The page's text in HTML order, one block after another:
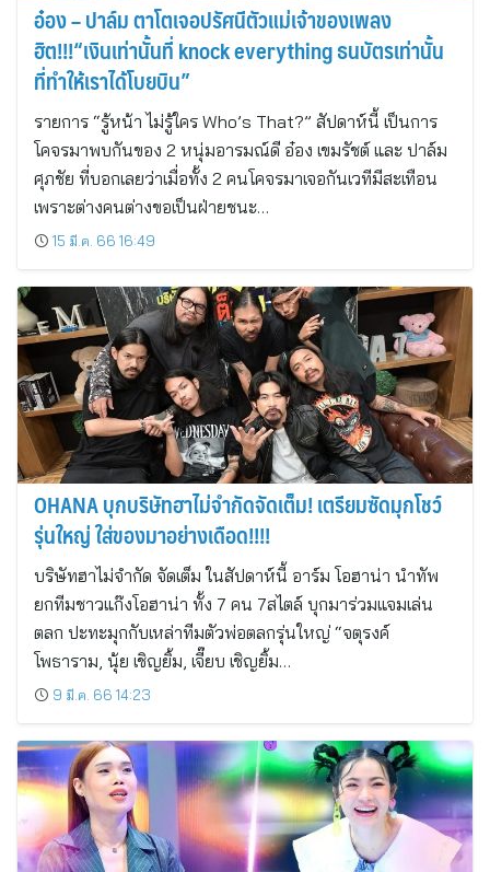
อ๋อง – ปาล์ม ตาโตเจอปรัศนีตัวแม่เจ้าของเพลง
ฮิต!!!“เงินเท่านั้นที่ knock everything ธนบัตรเท่านั้น
ที่ทำให้เราได้โบยบิน”
รายการ “รู้หน้า ไม่รู้ใคร Who’s That?” สัปดาห์นี้ เป็นการ
โคจรมาพบกันของ 2 หนุ่มอารมณ์ดี อ๋อง เขมรัชต์ และ ปาล์ม
ศุภชัย ที่บอกเลยว่าเมื่อทั้ง 2 คนโคจรมาเจอกันเวทีมีสะเทือน
เพราะต่างคนต่างขอเป็นฝ่ายชนะ…
15 มี.ค. 66 16:49
OHANA บุกบริษัทฮาไม่จำกัดจัดเต็ม! เตรียมซัดมุกโชว์
รุ่นใหญ่ ใส่ของมาอย่างเดือด!!!!
บริษัทฮาไม่จำกัด จัดเต็ม ในสัปดาห์นี้ อาร์ม โอฮาน่า นำทัพ
ยกทีมชาวแก๊งโอฮาน่า ทั้ง 7 คน 7สไตล์ บุกมาร่วมแจมเล่น
ตลก ปะทะมุกกับเหล่าทีมตัวพ่อตลกรุ่นใหญ่ “จตุรงค์
โพธาราม, นุ้ย เชิญยิ้ม, เจี๊ยบ เชิญยิ้ม…
9 มี.ค. 66 14:23